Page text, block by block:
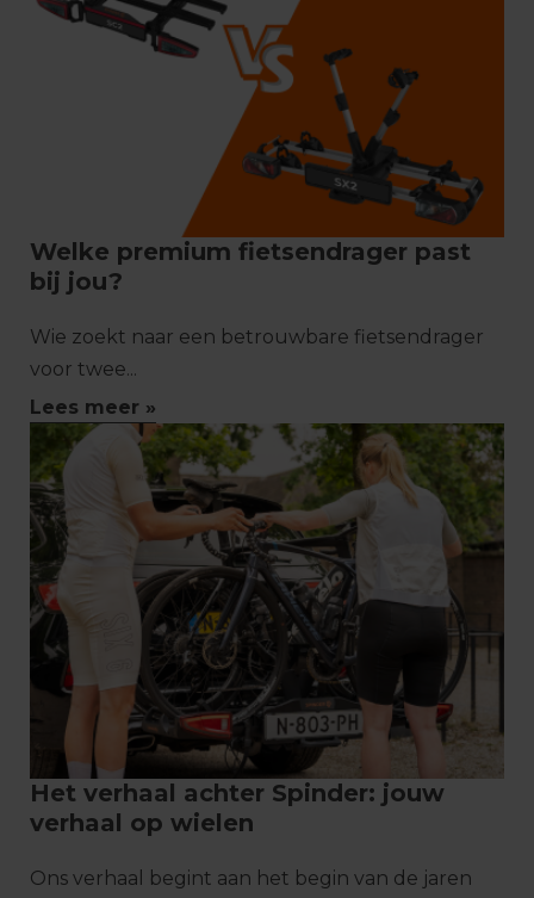
Welke premium fietsendrager past
bij jou?
Wie zoekt naar een betrouwbare fietsendrager
voor twee...
Lees meer »
Het verhaal achter Spinder: jouw
verhaal op wielen
Ons verhaal begint aan het begin van de jaren